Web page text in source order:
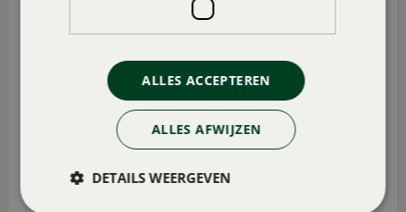
ALLES ACCEPTEREN
ALLES AFWIJZEN
DETAILS WEERGEVEN